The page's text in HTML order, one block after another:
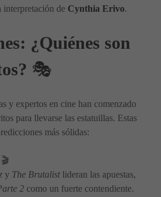
de Cynthia Erivo.
¿Quiénes son
🎭
y expertos en cine han comenzado
para llevarse las estatuillas. Estas
más sólidas:
🎬
y The Brutalistlideran las apuestas,
2 como un fuerte contendiente.